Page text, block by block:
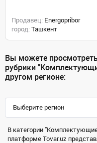
Продавец: Energopribor
город: Ташкент
Вы можете
рубрики
другом регионе:
Выберите регион
В категории
платформе Tovar.uz